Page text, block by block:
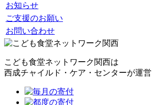
お知らせ
ご支援のお願い
お問い合わせ
こども食堂ネットワーク関西は
西成チャイルド・ケア・センターが運